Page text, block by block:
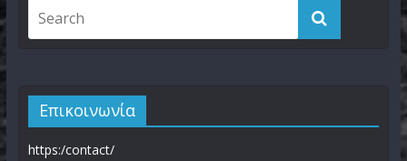
Επικοινωνία
https:/contact/